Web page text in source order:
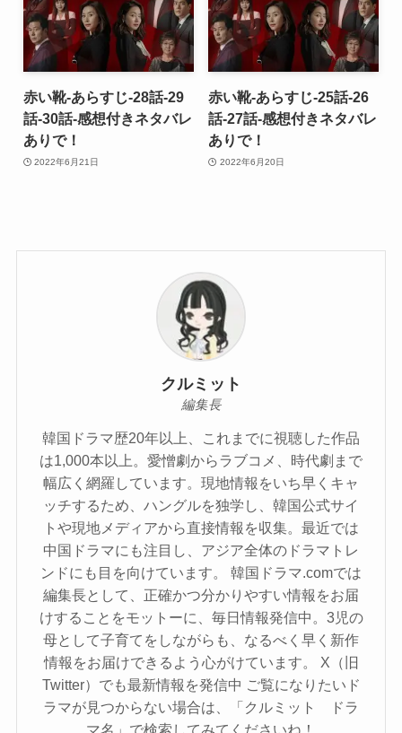
赤い靴-あらすじ-28話-29
話-30話-感想付きネタバレ
ありで！
2022年6月21日
赤い靴-あらすじ-25話-26
話-27話-感想付きネタバレ
ありで！
2022年6月20日
クルミット
編集長
韓国ドラマ歴20年以上、これまでに視聴した作品
は1,000本以上。愛憎劇からラブコメ、時代劇まで
幅広く網羅しています。現地情報をいち早くキャ
ッチするため、ハングルを独学し、韓国公式サイ
トや現地メディアから直接情報を収集。最近では
中国ドラマにも注目し、アジア全体のドラマトレ
ンドにも目を向けています。 韓国ドラマ.comでは
編集長として、正確かつ分かりやすい情報をお届
けすることをモットーに、毎日情報発信中。3児の
母として子育てをしながらも、なるべく早く新作
情報をお届けできるよう心がけています。 X（旧
Twitter）でも最新情報を発信中 ご覧になりたいド
ラマが見つからない場合は、「クルミット ドラ
マ名」で検索してみてくださいね！